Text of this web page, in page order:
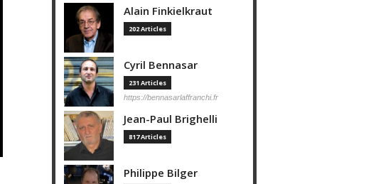
Alain Finkielkraut
202 Articles
Cyril Bennasar
231 Articles
https://bennasarlaffranchi.fr
Jean-Paul Brighelli
817 Articles
Philippe Bilger